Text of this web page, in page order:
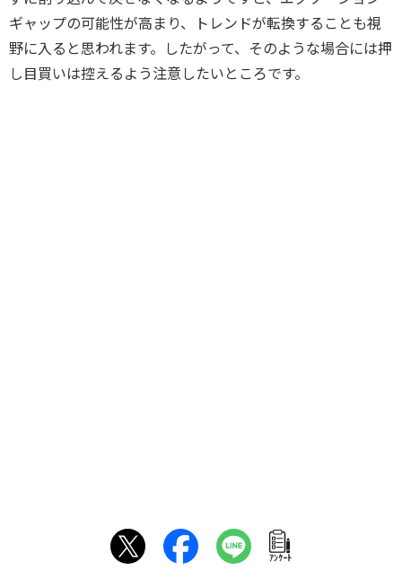
ギャップの可能性が高まり、トレンドが転換することも視
野に入ると思われます。したがって、そのような場合には押
し目買いは控えるよう注意したいところです。
ｱﾝｹｰﾄ